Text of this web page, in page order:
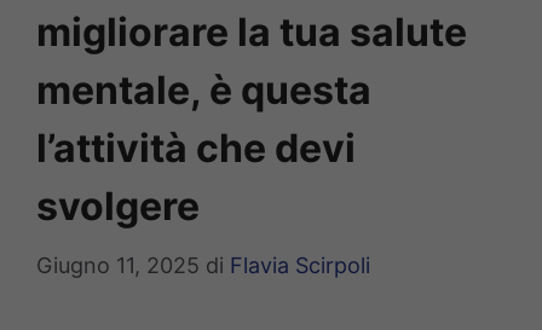
migliorare la tua salute
mentale, è questa
l’attività che devi
svolgere
Giugno 11, 2025 di Flavia Scirpoli